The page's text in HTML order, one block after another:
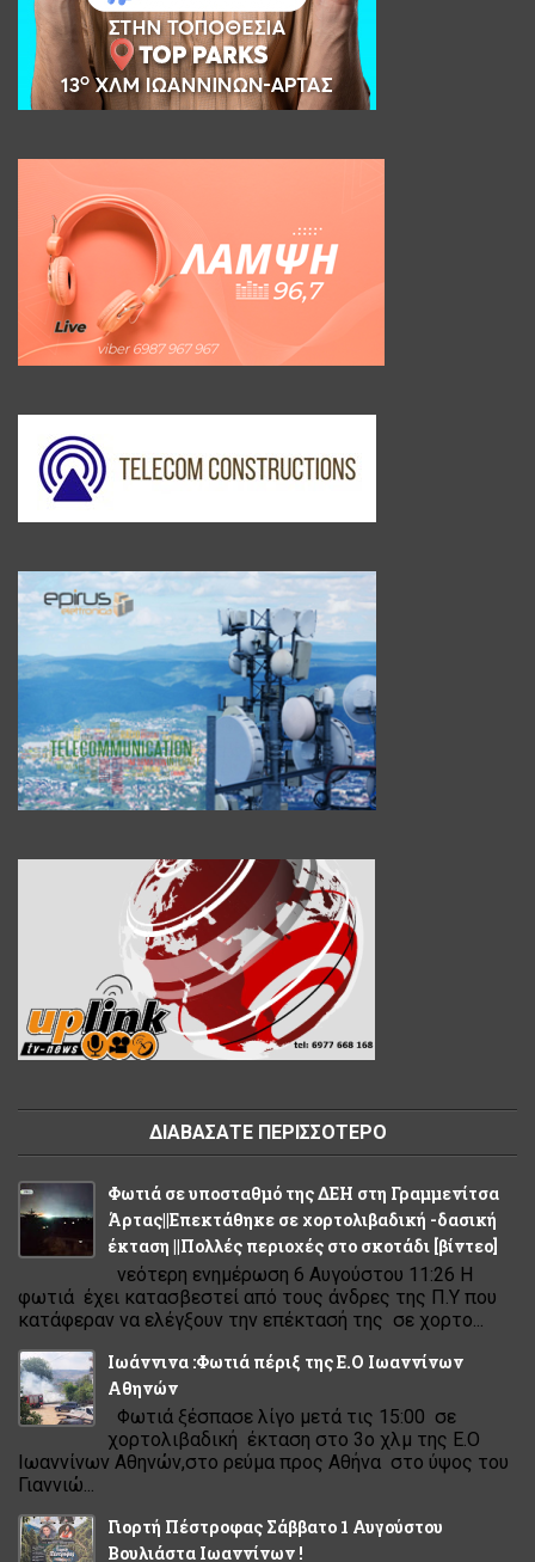
ΔΙΑΒΑΣΑΤΕ ΠΕΡΙΣΣΟΤΕΡΟ
Φωτιά σε υποσταθμό της ΔΕΗ στη Γραμμενίτσα
Άρτας||Επεκτάθηκε σε χορτολιβαδική -δασική
έκταση ||Πολλές περιοχές στο σκοτάδι [βίντεο]
νεότερη ενημέρωση 6 Αυγούστου 11:26 Η
φωτιά έχει κατασβεστεί από τους άνδρες της Π.Υ που
κατάφεραν να ελέγξουν την επέκτασή της σε χορτο...
Ιωάννινα :Φωτιά πέριξ της Ε.Ο Ιωαννίνων
Αθηνών
Φωτιά ξέσπασε λίγο μετά τις 15:00 σε
χορτολιβαδική έκταση στο 3ο χλμ της Ε.Ο
Ιωαννίνων Αθηνών,στο ρεύμα προς Αθήνα στο ύψος του
Γιαννιώ...
Γιορτή Πέστροφας Σάββατο 1 Αυγούστου
Βουλιάστα Ιωαννίνων !